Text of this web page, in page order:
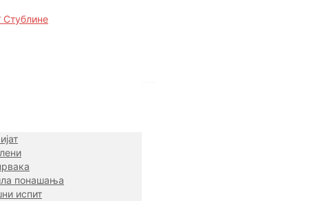
понашања
испит